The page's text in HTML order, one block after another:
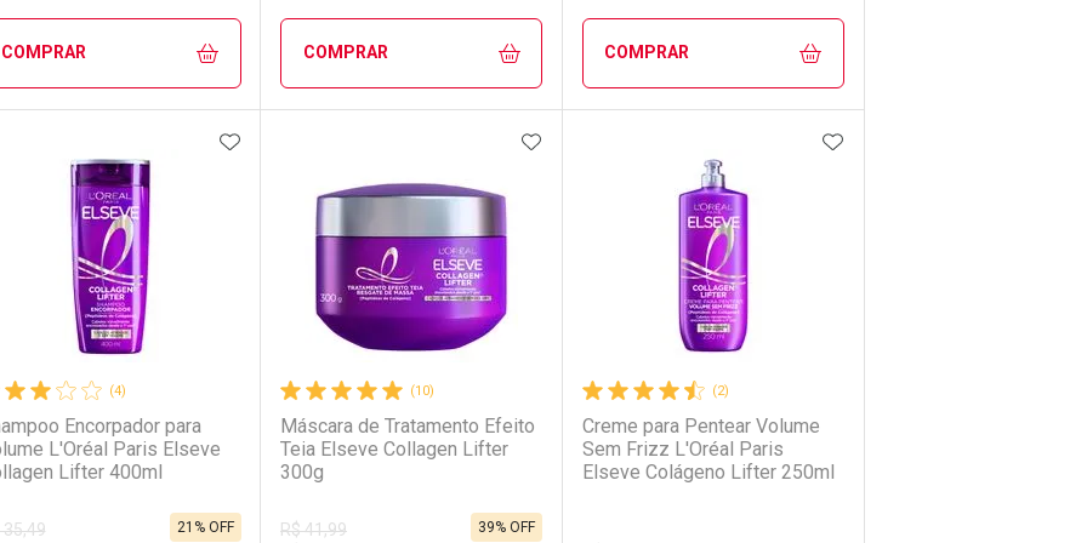
COMPRAR
FECHAR
FECHAR
Menos
COMPRAR
FECHAR
Laboratório
FECHAR
Por Menos
COMPRAR
FECHAR
Laboratório
FECHAR
Por Menos
(4)
Encorpador para
L'Oréal Paris Elseve
Lifter 400ml
35,49
21% OFF
ADICIONAR AOS FAVORITOS
(10)
Máscara de Tratamento Efeito
Teia Elseve Collagen Lifter
300g
R$ 41,99
39% OFF
ADICIONAR AOS FAVORITOS
(2)
Creme para Pentear Volume
Sem Frizz L'Oréal Paris
Elseve Colágeno Lifter 250ml
ADICIONAR AOS